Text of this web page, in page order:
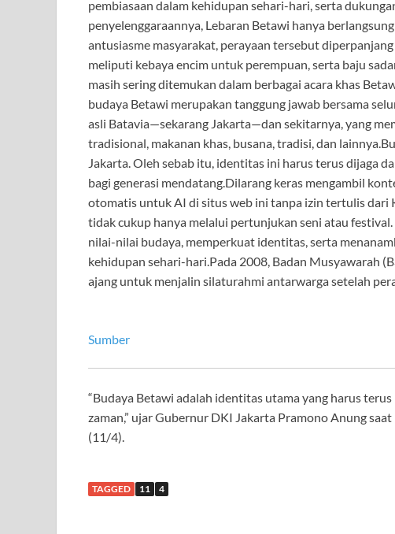
pembiasaan dalam kehidupan sehari-hari, serta
penyelenggaraannya, Lebaran Betawi hanya
antusiasme masyarakat, perayaan tersebut
meliputi kebaya encim untuk perempuan, serta baju
masih sering ditemukan dalam berbagai acara khas
budaya Betawi merupakan tanggung jawab bersama
asli Batavia—sekarang Jakarta—dan sekitarnya, yang
tradisional, makanan khas, busana, tradisi, dan
Jakarta. Oleh sebab itu, identitas ini harus terus dijaga
bagi generasi mendatang.Dilarang keras mengambil
otomatis untuk AI di situs web ini tanpa izin tertulis dari
tidak cukup hanya melalui pertunjukan seni atau
nilai-nilai budaya, memperkuat identitas, serta
kehidupan sehari-hari.Pada 2008, Badan Musyawarah
ajang untuk menjalin silaturahmi antarwarga setelah
Sumber
“Budaya Betawi adalah identitas utama yang harus
zaman,” ujar Gubernur DKI Jakarta Pramono Anung
(11/4).
TAGGED 11 4